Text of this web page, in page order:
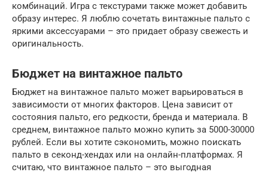
комбинаций. Игра с текстурами также может добавить
образу интерес. Я люблю сочетать винтажные пальто с
яркими аксессуарами – это придает образу свежесть и
оригинальность.
Бюджет на винтажное пальто
Бюджет на винтажное пальто может варьироваться в
зависимости от многих факторов. Цена зависит от
состояния пальто, его редкости, бренда и материала. В
среднем, винтажное пальто можно купить за 5000-30000
рублей. Если вы хотите сэкономить, можно поискать
пальто в секонд-хендах или на онлайн-платформах. Я
считаю, что винтажное пальто – это выгодная